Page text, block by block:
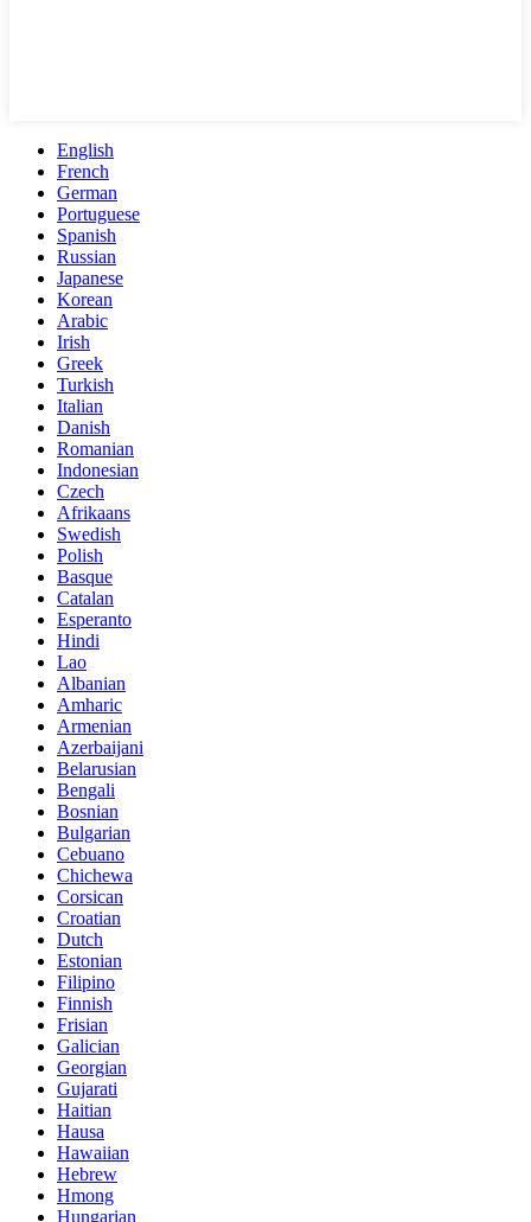
English
French
German
Portuguese
Spanish
Russian
Japanese
Korean
Arabic
Irish
Greek
Turkish
Italian
Danish
Romanian
Indonesian
Czech
Afrikaans
Swedish
Polish
Basque
Catalan
Esperanto
Hindi
Lao
Albanian
Amharic
Armenian
Azerbaijani
Belarusian
Bengali
Bosnian
Bulgarian
Cebuano
Chichewa
Corsican
Croatian
Dutch
Estonian
Filipino
Finnish
Frisian
Galician
Georgian
Gujarati
Haitian
Hausa
Hawaiian
Hebrew
Hmong
Hungarian